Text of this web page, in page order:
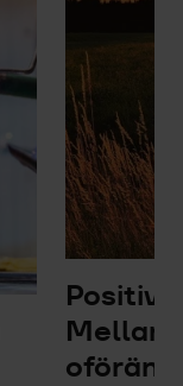
Positiv